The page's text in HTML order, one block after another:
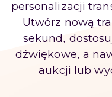
personalizacji
Utwórz nową
sekund,
dźwiękowe, a
aukcji lub